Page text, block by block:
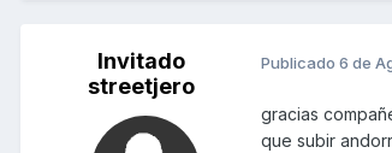
Invitado
streetjero
Publicado 6 de
gracias
que subir